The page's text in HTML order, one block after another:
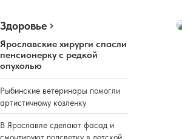
Здоровье
Ярославские хирурги спасли
пенсионерку с редкой
опухолью
Рыбинские ветеринары помогли
артистичному козленку
В Ярославле сделают фасад и